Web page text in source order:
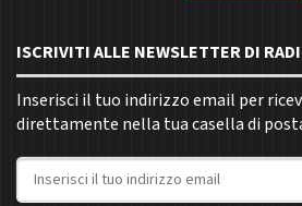
ISCRIVITI ALLE NEWSLETTER DI
Inserisci il tuo indirizzo email per
direttamente nella tua casella di
Indirizzo email